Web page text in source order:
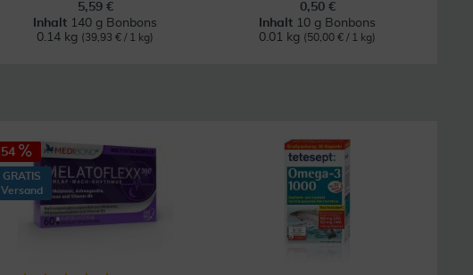
5,59 €
Inhalt 140 g Bonbons
0.14 kg (39,93 € / 1 kg)
0,50 €
Inhalt 10 g Bonbons
0.01 kg (50,00 € / 1 kg)
54
GRATIS
Versand